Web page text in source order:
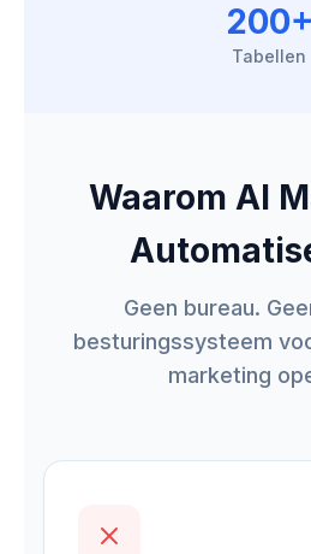
200+
Tabellen
Waarom AI
Geen bureau.
besturingssysteem
marketing